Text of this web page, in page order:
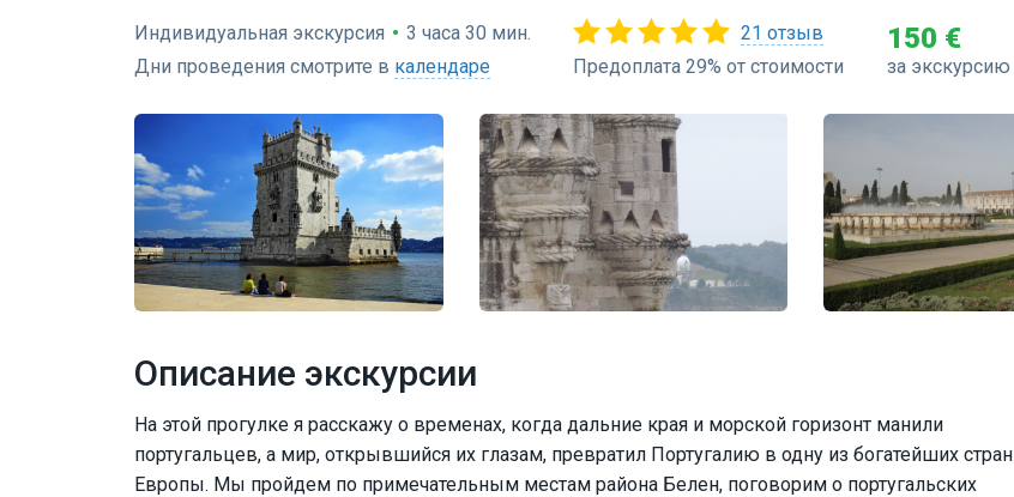
Индивидуальная экскурсия • 3 часа 30 мин.
Дни проведения смотрите в календаре
21 отзыв
Предоплата 29% от стоимости
150 €
за экскурсию
Описание экскурсии
На этой прогулке я расскажу о временах, когда дальние края и морской горизонт манили
португальцев, а мир, открывшийся их глазам, превратил Португалию в одну из богатейших стран
Европы. Мы пройдем по примечательным местам района Белен, поговорим о португальских